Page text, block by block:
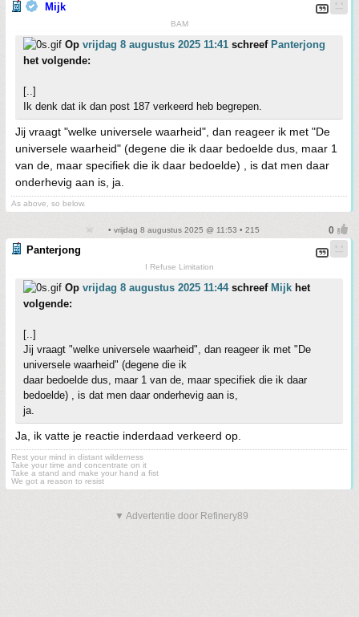
Mijk
BAM
Op vrijdag 8 augustus 2025 11:41 schreef Panterjong
het volgende:
[..]
Ik denk dat ik dan post 187 verkeerd heb begrepen.
Jij vraagt "welke universele waarheid", dan reageer ik met "De
universele waarheid" (degene die ik daar bedoelde dus, maar 1
van de, maar specifiek die ik daar bedoelde) , is dat men daar
onderhevig aan is, ja.
As above, so below.
• vrijdag 8 augustus 2025 @ 11:53 • 215
Panterjong
I Refuse Limitation
Op vrijdag 8 augustus 2025 11:44schreef Mijk het
volgende:
[..]
Jij vraagt "welke universele waarheid", dan reageer ik met "De
universele waarheid" (degene die ik
daar bedoelde dus, maar 1 van de, maar specifiek die ik daar
bedoelde) , is dat men daar onderhevig aan is,
ja.
Ja, ik vatte je reactie inderdaad verkeerd op.
Rest your mind in distant wilderness
Take your time and concentrate on it
Take a stand and make your hand a fist
We got a reason to resist
▼ Advertentie door Refinery89